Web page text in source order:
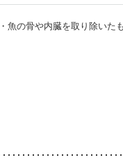
魚の骨や内臓を取り除いた